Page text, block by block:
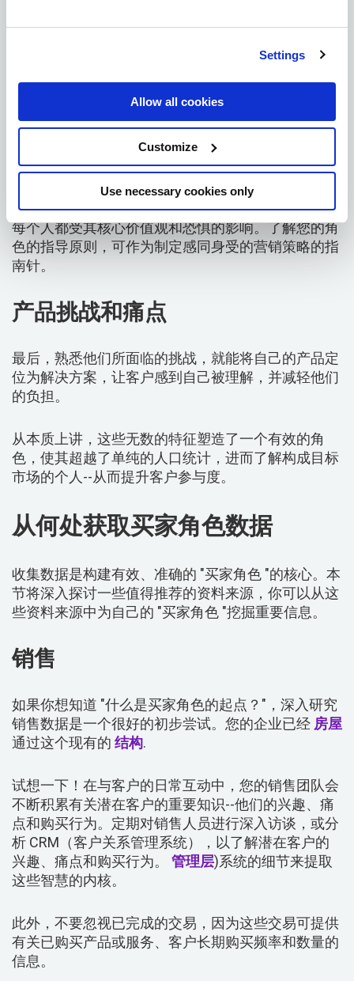
Settings
Allow all cookies
Customize
Use necessary cookies only
能为我们创建的角色增加一层真实性。
通过了解 "角色 "在职业或个人方面的驱动力，我们就
能设计出我们的产品可以帮助他们实现目标的方法。
价值观与恐惧
每个人都受其核心价值观和恐惧的影响。了解您的角
色的指导原则，可作为制定感同身受的营销策略的指
南针。
产品挑战和痛点
最后，熟悉他们所面临的挑战，就能将自己的产品定
位为解决方案，让客户感到自己被理解，并减轻他们
的负担。
从本质上讲，这些无数的特征塑造了一个有效的角
色，使其超越了单纯的人口统计，进而了解构成目标
市场的个人--从而提升客户参与度。
从何处获取买家角色数据
收集数据是构建有效、准确的 "买家角色 "的核心。本
节将深入探讨一些值得推荐的资料来源，你可以从这
些资料来源中为自己的 "买家角色 "挖掘重要信息。
销售
如果你想知道 "什么是买家角色的起点？"，深入研究
销售数据是一个很好的初步尝试。您的企业已经 房屋
通过这个现有的 结构.
试想一下！在与客户的日常互动中，您的销售团队会
不断积累有关潜在客户的重要知识--他们的兴趣、痛
点和购买行为。定期对销售人员进行深入访谈，或分
析 CRM（客户关系管理系统），以了解潜在客户的
兴趣、痛点和购买行为。 管理层)系统的细节来提取
这些智慧的内核。
此外，不要忽视已完成的交易，因为这些交易可提供
有关已购买产品或服务、客户长期购买频率和数量的
信息。